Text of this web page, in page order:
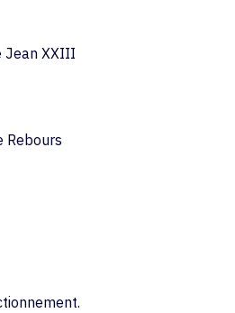
Jean XXIII
Rebours